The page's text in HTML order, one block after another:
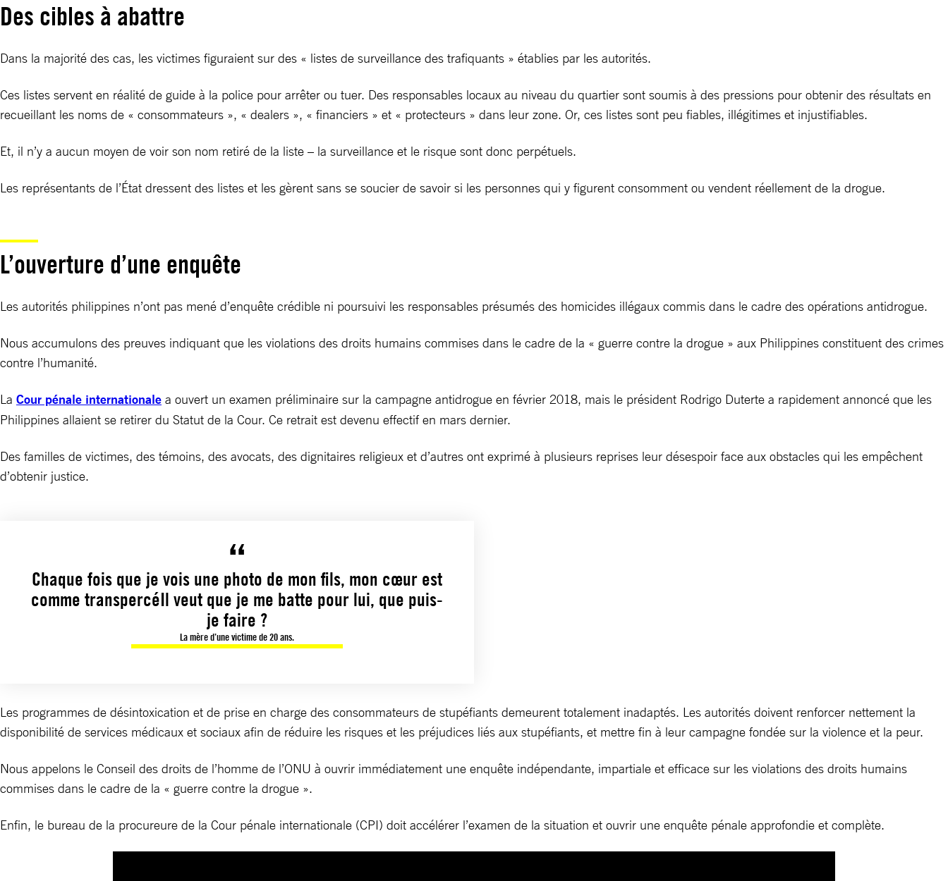
Des cibles à abattre
Dans la majorité des cas, les victimes figuraient sur des « listes de surveillance des trafiquants » établies par les autorités.
Ces listes servent en réalité de guide à la police pour arrêter ou tuer. Des responsables locaux au niveau du quartier sont soumis à des pressions pour obtenir des résultats en
recueillant les noms de « consommateurs », « dealers », « financiers » et « protecteurs » dans leur zone. Or, ces listes sont peu fiables, illégitimes et injustifiables.
Et, il n’y a aucun moyen de voir son nom retiré de la liste – la surveillance et le risque sont donc perpétuels.
Les représentants de l’État dressent des listes et les gèrent sans se soucier de savoir si les personnes qui y figurent consomment ou vendent réellement de la drogue.
L’ouverture d’une enquête
Les autorités philippines n’ont pas mené d’enquête crédible ni poursuivi les responsables présumés des homicides illégaux commis dans le cadre des opérations antidrogue.
Nous accumulons des preuves indiquant que les violations des droits humains commises dans le cadre de la « guerre contre la drogue » aux Philippines constituent des crimes
contre l’humanité.
La Cour pénale internationale a ouvert un examen préliminaire sur la campagne antidrogue en février 2018, mais le président Rodrigo Duterte a rapidement annoncé que les
Philippines allaient se retirer du Statut de la Cour. Ce retrait est devenu effectif en mars dernier.
Des familles de victimes, des témoins, des avocats, des dignitaires religieux et d’autres ont exprimé à plusieurs reprises leur désespoir face aux obstacles qui les empêchent
d’obtenir justice.
Chaque fois que je vois une photo de mon fils, mon cœur est
comme transpercéIl veut que je me batte pour lui, que puis-
je faire ?
La mère d’une victime de 20 ans.
Les programmes de désintoxication et de prise en charge des consommateurs de stupéfiants demeurent totalement inadaptés. Les autorités doivent renforcer nettement la
disponibilité de services médicaux et sociaux afin de réduire les risques et les préjudices liés aux stupéfiants, et mettre fin à leur campagne fondée sur la violence et la peur.
Nous appelons le Conseil des droits de l’homme de l’ONU à ouvrir immédiatement une enquête indépendante, impartiale et efficace sur les violations des droits humains
commises dans le cadre de la « guerre contre la drogue ».
Enfin, le bureau de la procureure de la Cour pénale internationale (CPI) doit accélérer l’examen de la situation et ouvrir une enquête pénale approfondie et complète.